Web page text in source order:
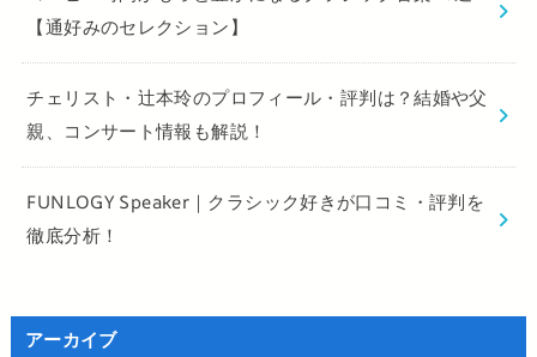
【通好みのセレクション】
チェリスト・辻本玲のプロフィール・評判は？結婚や父
親、コンサート情報も解説！
FUNLOGY Speaker｜クラシック好きが口コミ・評判を
徹底分析！
アーカイブ